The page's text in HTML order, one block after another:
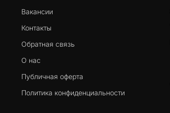
Вакансии
Контакты
Обратная связь
О нас
Публичная оферта
Политика конфиденциальности